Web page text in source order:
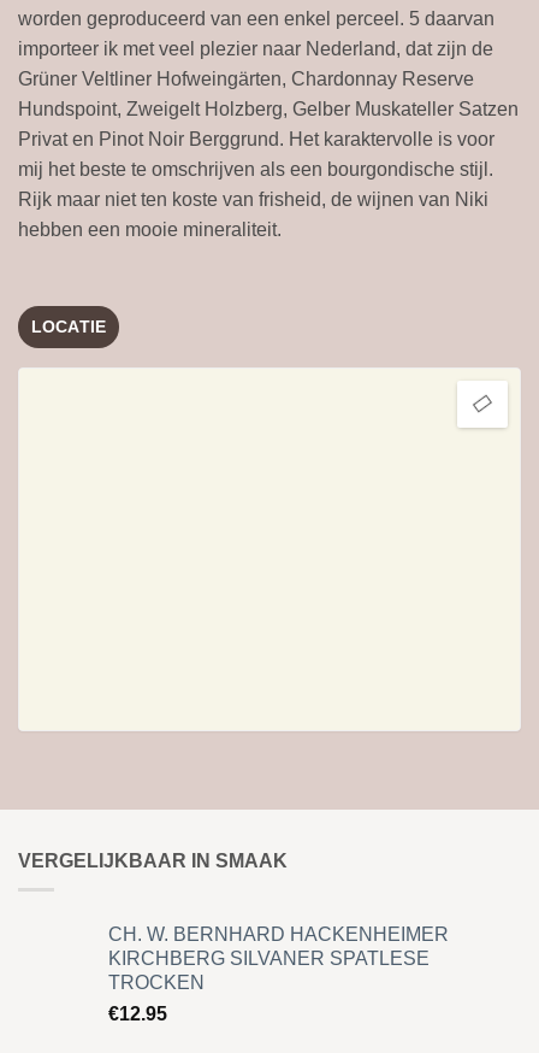
worden geproduceerd van een enkel perceel. 5 daarvan
importeer ik met veel plezier naar Nederland, dat zijn de
Grüner Veltliner Hofweingärten, Chardonnay Reserve
Hundspoint, Zweigelt Holzberg, Gelber Muskateller Satzen
Privat en Pinot Noir Berggrund. Het karaktervolle is voor
mij het beste te omschrijven als een bourgondische stijl.
Rijk maar niet ten koste van frisheid, de wijnen van Niki
hebben een mooie mineraliteit.
LOCATIE
VERGELIJKBAAR IN SMAAK
CH. W. BERNHARD HACKENHEIMER
KIRCHBERG SILVANER SPATLESE
TROCKEN
€12.95